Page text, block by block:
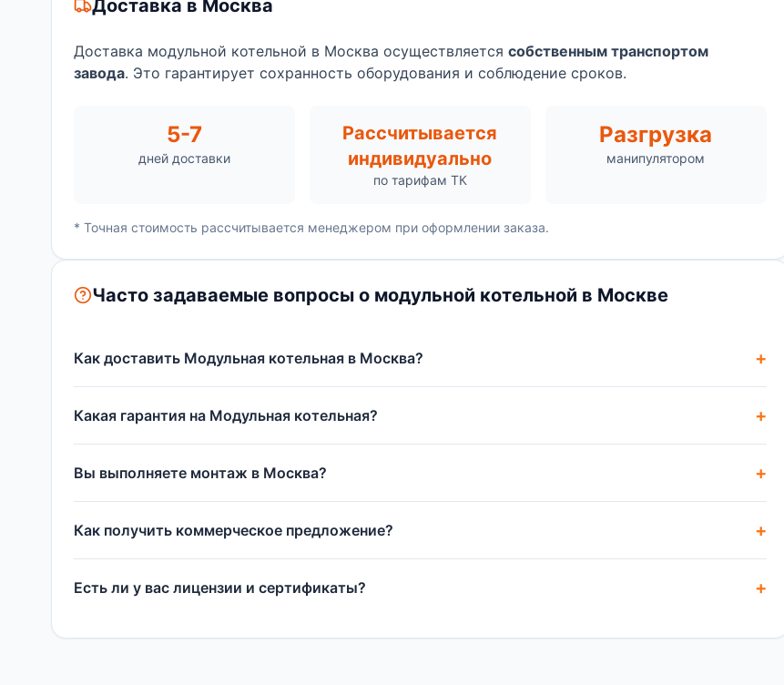
Доставка в Москва
Доставка модульной котельной в Москва осуществляется собственным транспортом
завода. Это гарантирует сохранность оборудования и соблюдение сроков.
5-7
дней доставки
Рассчитывается
индивидуально
по тарифам ТК
Разгрузка
манипулятором
* Точная стоимость рассчитывается менеджером при оформлении заказа.
Часто задаваемые вопросы о модульной котельной в Москве
Как доставить Модульная котельная в Москва?
Какая гарантия на Модульная котельная?
Вы выполняете монтаж в Москва?
Как получить коммерческое предложение?
Есть ли у вас лицензии и сертификаты?